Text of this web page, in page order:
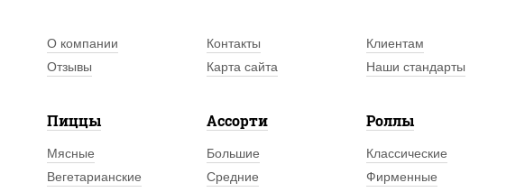
О компании Контакты Клиентам
Отзывы
Карта сайта Наши стандарты
Пиццы
Мясные
Вегетарианские
Ассорти
Большие
Средние
Роллы
Классические
Фирменные